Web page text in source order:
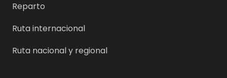
Reparto
Ruta internacional
Ruta nacional y regional